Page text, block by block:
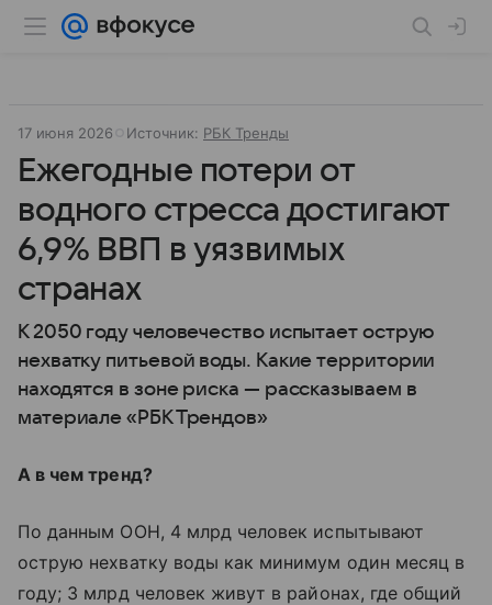
17 июня 2026 Источник: РБК Тренды
Ежегодные потери от
водного стресса достигают
6,9% ВВП в уязвимых
странах
К 2050 году человечество испытает острую
нехватку питьевой воды. Какие территории
находятся в зоне риска — рассказываем в
материале «РБК Трендов»
А в чем тренд?
По данным ООН, 4 млрд человек испытывают
острую нехватку воды как минимум один месяц в
году; 3 млрд человек живут в районах, где общий